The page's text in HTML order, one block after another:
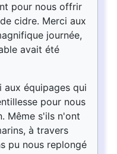
pour nous offrir
cidre. Merci aux
journée,
avait été
équipages qui
pour nous
Même s'ils n'ont
à travers
pu nous replongé